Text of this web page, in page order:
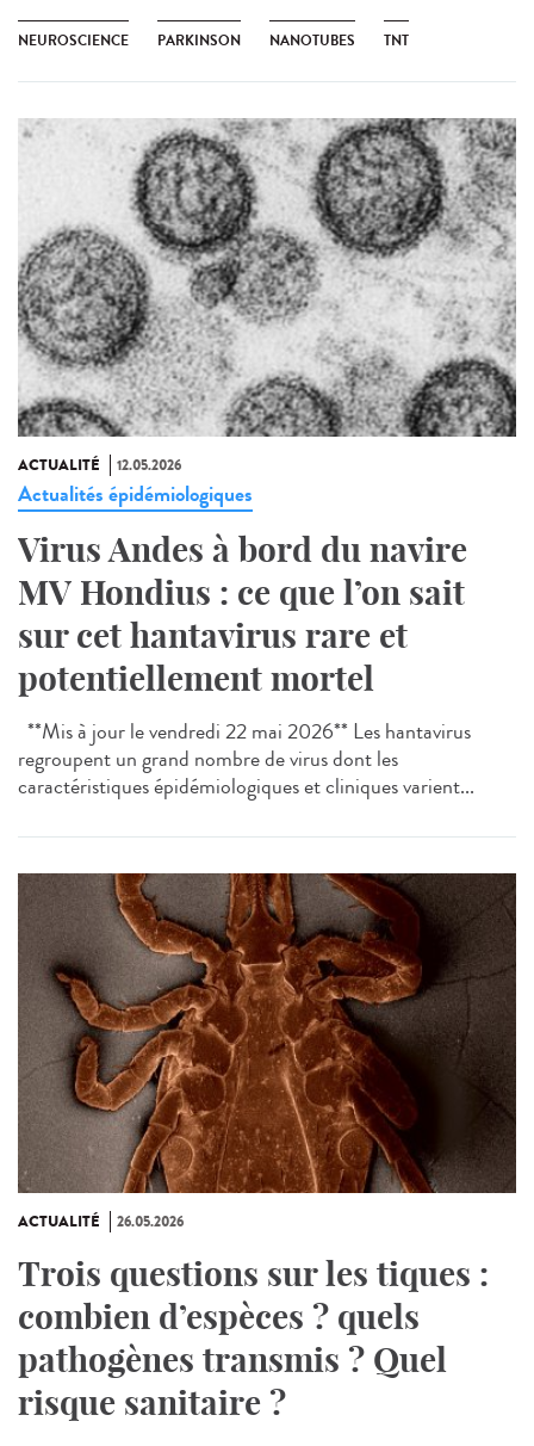
NEUROSCIENCE PARKINSON NANOTUBES TNT
ACTUALITÉ 12.05.2026
Actualités épidémiologiques
Virus Andes à bord du navire
MV Hondius : ce que l’on sait
sur cet hantavirus rare et
potentiellement mortel
**Mis à jour le vendredi 22 mai 2026** Les hantavirus
regroupent un grand nombre de virus dont les
caractéristiques épidémiologiques et cliniques varient...
ACTUALITÉ 26.05.2026
Trois questions sur les tiques :
combien d’espèces ? quels
pathogènes transmis ? Quel
risque sanitaire ?